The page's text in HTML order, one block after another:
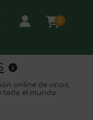
0
online de vinos,
todo el mundo.